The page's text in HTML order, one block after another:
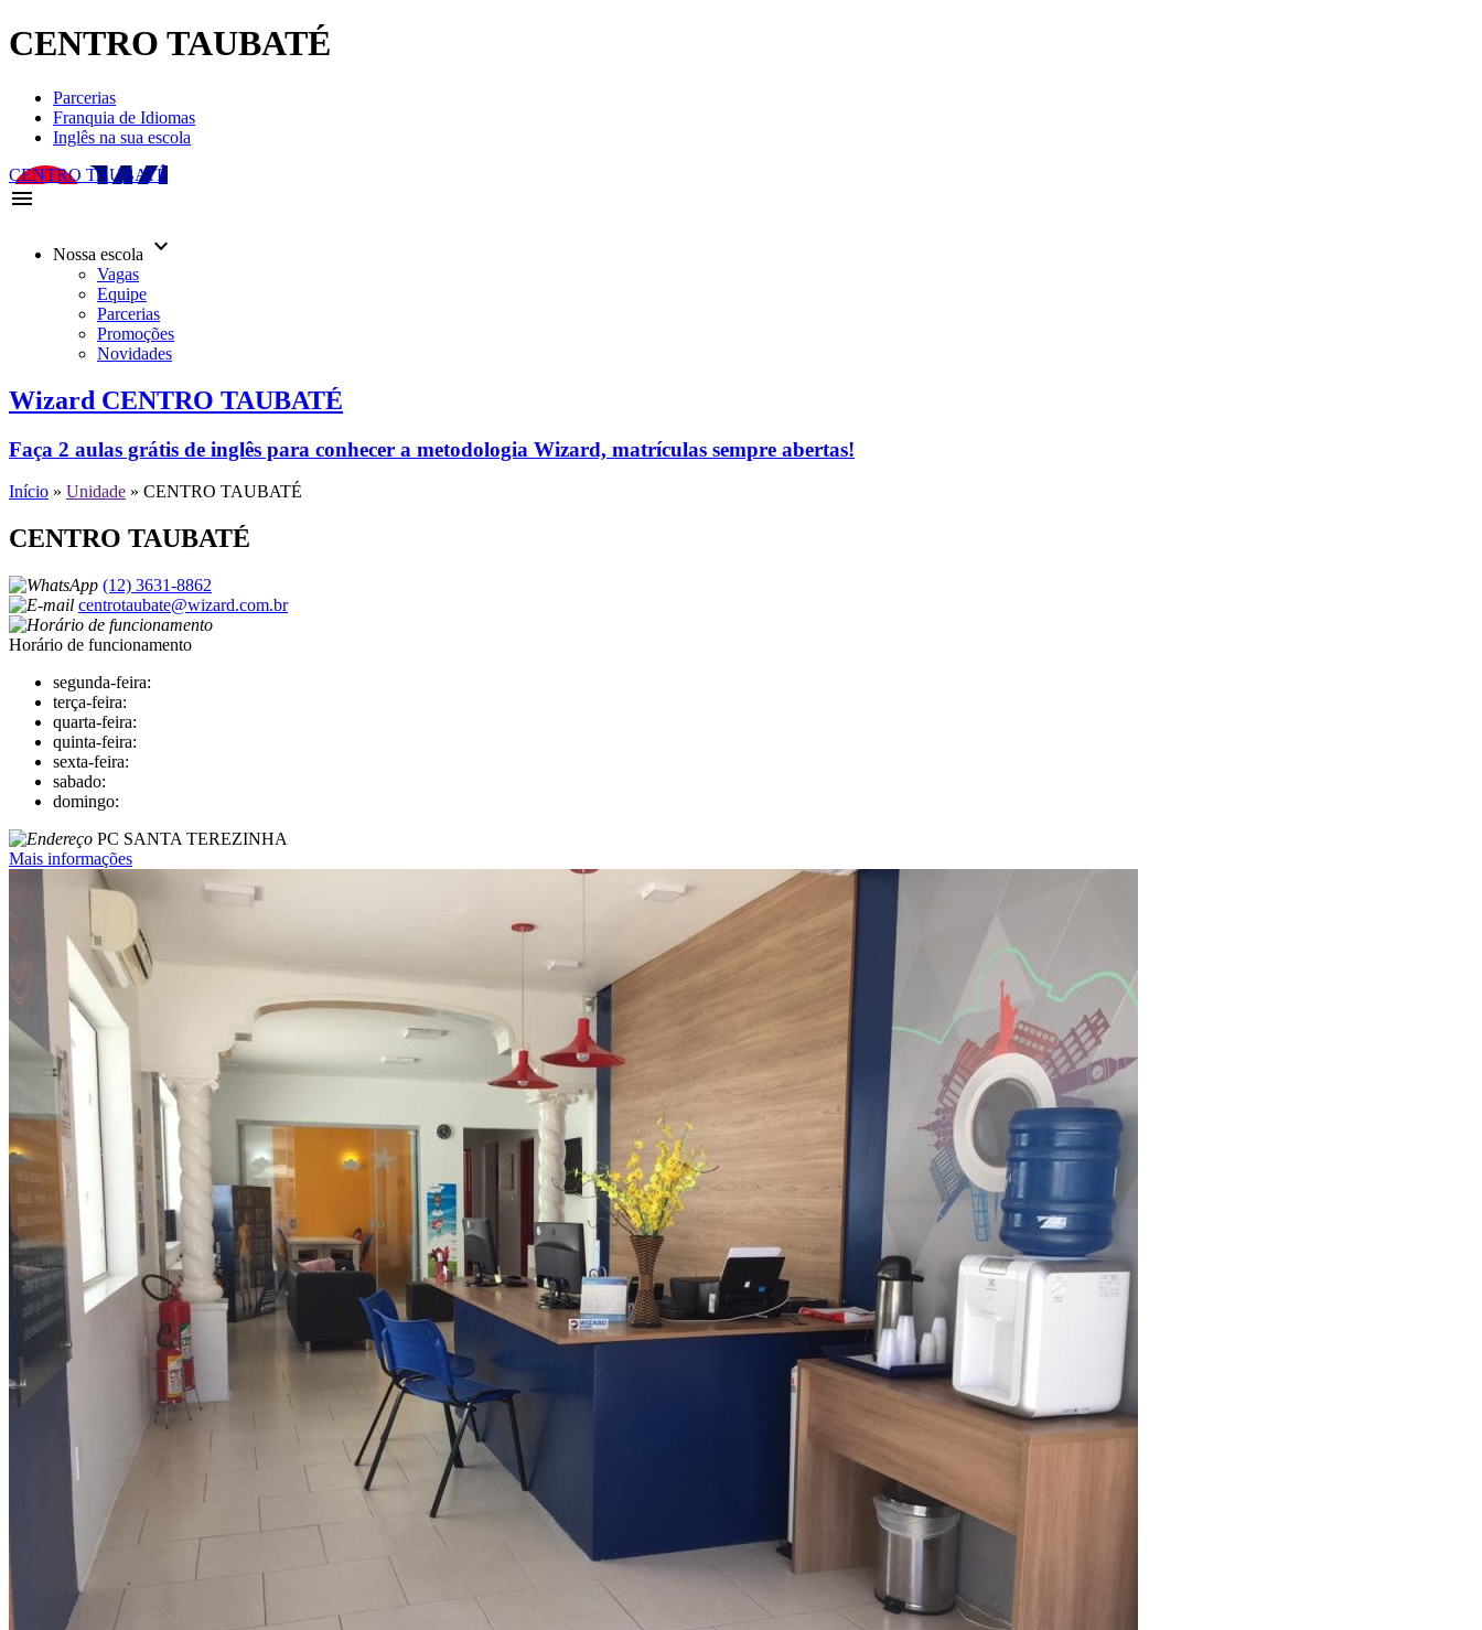
CENTRO TAUBATÉ
Parcerias
Franquia de Idiomas
Inglês na sua escola
CENTRO TAUBATÉ
menu
Nossa escola keyboard_arrow_down
Vagas
Equipe
Parcerias
Promoções
Novidades
Wizard CENTRO TAUBATÉ
Faça 2 aulas grátis de inglês para conhecer a metodologia Wizard, matrículas sempre abertas!
Início » Unidade » CENTRO TAUBATÉ
CENTRO TAUBATÉ
(12) 3631-8862
centrotaubate@wizard.com.br
Horário de funcionamento
segunda-feira:
terça-feira:
quarta-feira:
quinta-feira:
sexta-feira:
sabado:
domingo:
PC SANTA TEREZINHA
Mais informações